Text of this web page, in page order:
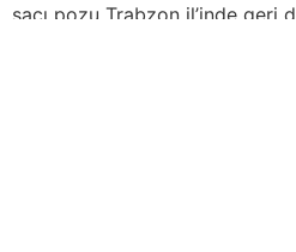
sacı pozu Trabzon il’inde geri